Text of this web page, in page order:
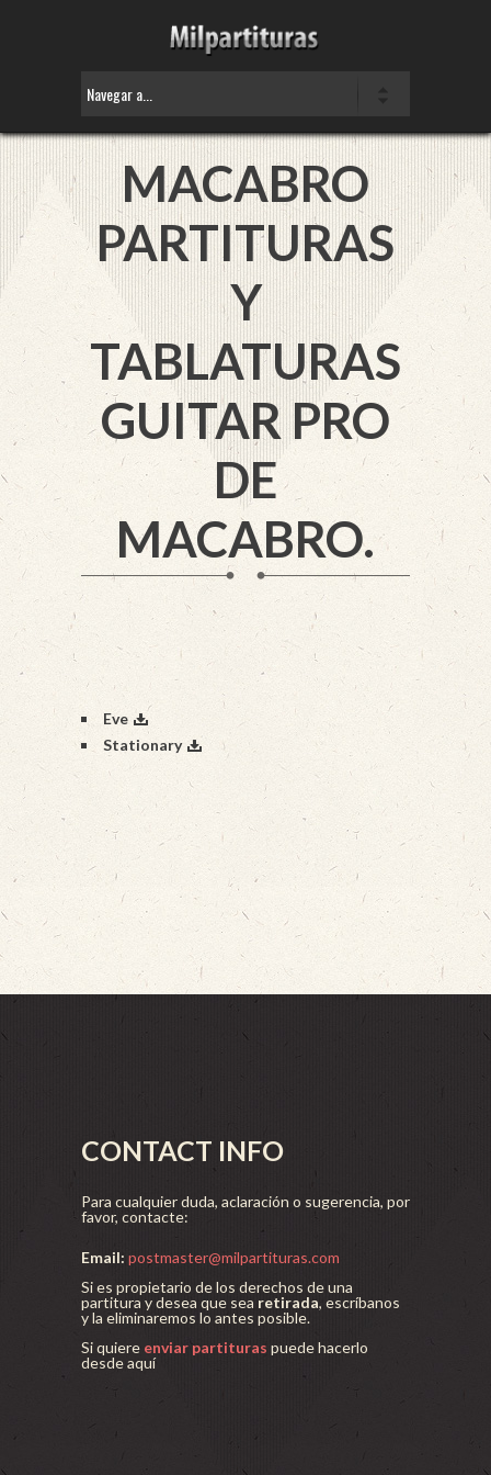
MACABRO
PARTITURAS
Y
TABLATURAS
GUITAR PRO
DE
MACABRO.
Eve
Stationary
CONTACT INFO
Para cualquier duda, aclaración o sugerencia, por
favor, contacte:
Email: postmaster@milpartituras.com
Si es propietario de los derechos de una
partitura y desea que sea retirada, escríbanos
y la eliminaremos lo antes posible.
Si quiere enviar partituras puede hacerlo
desde aquí